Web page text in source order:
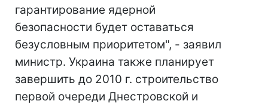
гарантирование ядерной
безопасности будет оставаться
безусловным приоритетом", - заявил
министр. Украина также планирует
завершить до 2010 г. строительство
первой очереди Днестровской и